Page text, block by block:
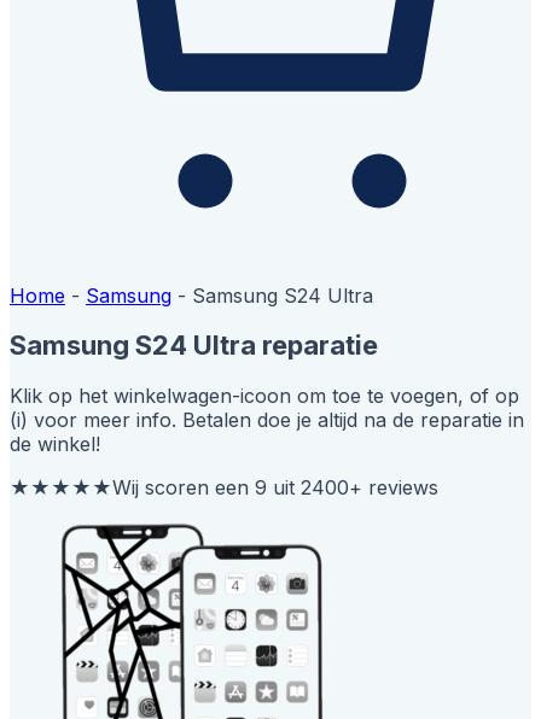
Home - Samsung - Samsung S24 Ultra
Samsung S24 Ultra reparatie
Klik op het winkelwagen-icoon om toe te voegen, of op
(i) voor meer info. Betalen doe je altijd na de reparatie in
de winkel!
★★★★★Wij scoren een 9 uit 2400+ reviews